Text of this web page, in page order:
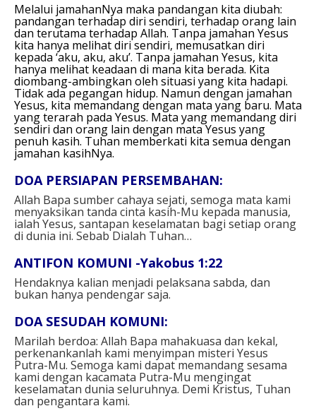
Melalui jamahanNya maka pandangan kita diubah:
pandangan terhadap diri sendiri, terhadap orang lain
dan terutama terhadap Allah. Tanpa jamahan Yesus
kita hanya melihat diri sendiri, memusatkan diri
kepada ‘aku, aku, aku’. Tanpa jamahan Yesus, kita
hanya melihat keadaan di mana kita berada. Kita
diombang-ambingkan oleh situasi yang kita hadapi.
Tidak ada pegangan hidup. Namun dengan jamahan
Yesus, kita memandang dengan mata yang baru. Mata
yang terarah pada Yesus. Mata yang memandang diri
sendiri dan orang lain dengan mata Yesus yang
penuh kasih. Tuhan memberkati kita semua dengan
jamahan kasihNya.
DOA PERSIAPAN PERSEMBAHAN:
Allah Bapa sumber cahaya sejati, semoga mata kami
menyaksikan tanda cinta kasih-Mu kepada manusia,
ialah Yesus, santapan keselamatan bagi setiap orang
di dunia ini. Sebab Dialah Tuhan…
ANTIFON KOMUNI -Yakobus 1:22
Hendaknya kalian menjadi pelaksana sabda, dan
bukan hanya pendengar saja.
DOA SESUDAH KOMUNI:
Marilah berdoa: Allah Bapa mahakuasa dan kekal,
perkenankanlah kami menyimpan misteri Yesus
Putra-Mu. Semoga kami dapat memandang sesama
kami dengan kacamata Putra-Mu mengingat
keselamatan dunia seluruhnya. Demi Kristus, Tuhan
dan pengantara kami.